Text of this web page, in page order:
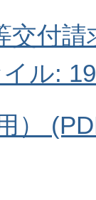
交付
ル:
）